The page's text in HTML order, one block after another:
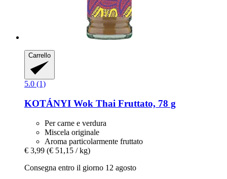
Carrello
5.0 (1)
KOTÁNYI Wok Thai Fruttato, 78 g
Per carne e verdura
Miscela originale
Aroma particolarmente fruttato
€ 3,99 (€ 51,15 / kg)
Consegna entro il giorno 12 agosto